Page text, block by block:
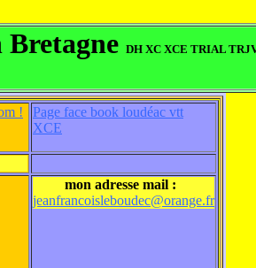
DH XC XCE TRIAL
!
Page face book loudéac vtt
XCE
mon adresse mail :
jeanfrancoisleboudec@orange.fr